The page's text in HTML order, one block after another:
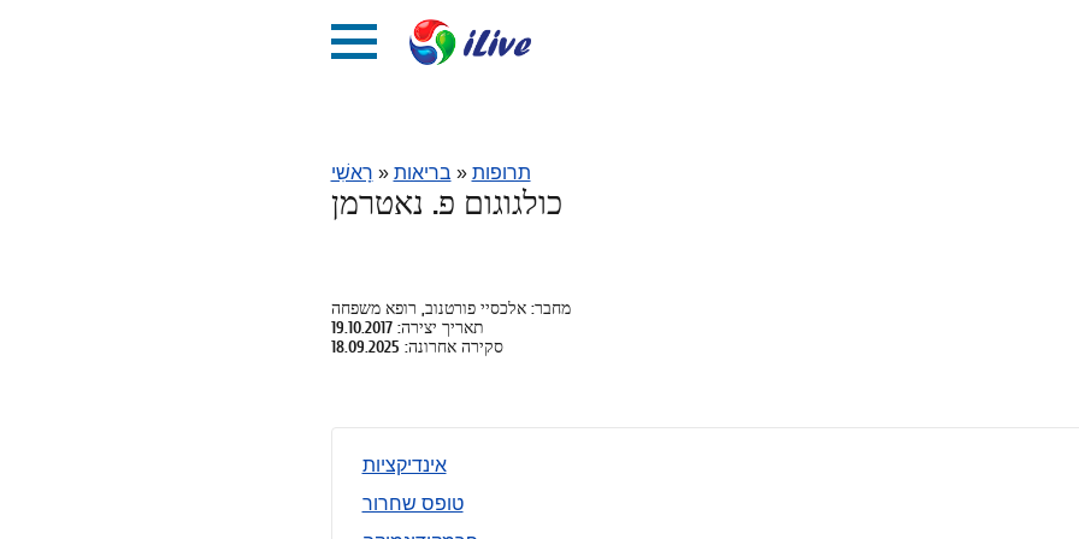
רָאשִׁי » בריאות » תרופות
כולגוגום פ. נאטרמן
מחבר: אלכסיי פורטנוב, רופא משפחה
תאריך יצירה: 19.10.2017
סקירה אחרונה: 18.09.2025
אינדיקציות
טופס שחרור